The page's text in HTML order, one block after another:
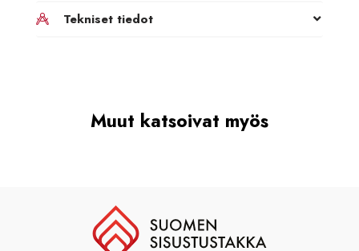
Tekniset tiedot
Muut katsoivat myös